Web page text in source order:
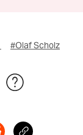
#Olaf Scholz